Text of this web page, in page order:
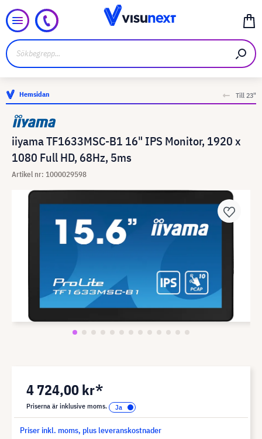
Hemsidan Till 23"
iiyama TF1633MSC-B1 16" IPS Monitor, 1920 x
1080 Full HD, 68Hz, 5ms
Artikel nr: 1000029598
4 724,00 kr*
Priserna är inklusive moms.
Priser inkl. moms, plus leveranskostnader